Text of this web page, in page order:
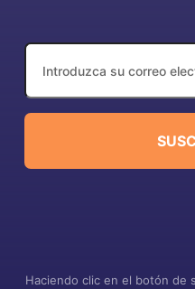
Haciendo clic en el botón de